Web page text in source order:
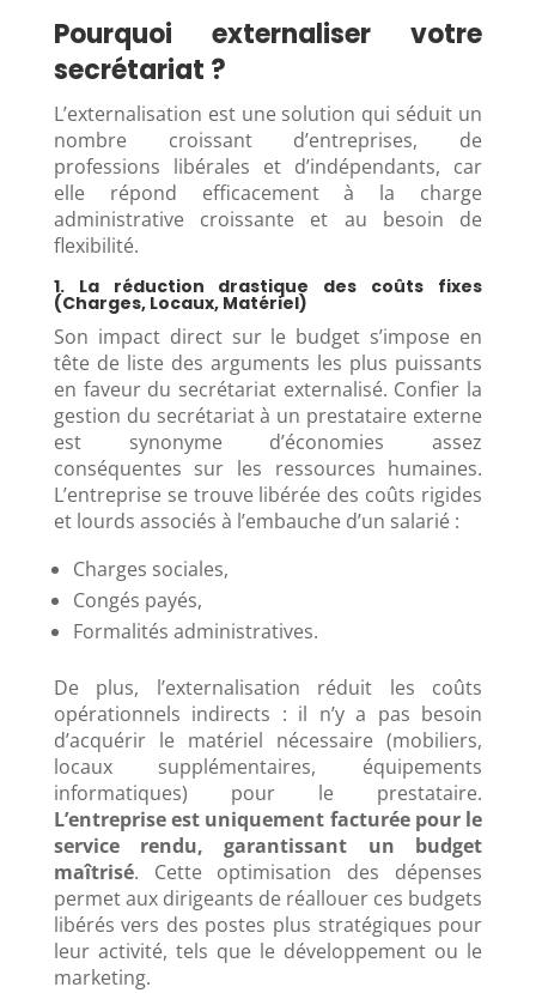
Pourquoi externaliser votre
secrétariat ?
L’externalisation est une solution qui séduit un
nombre croissant d’entreprises, de
professions libérales et d’indépendants, car
elle répond efficacement à la charge
administrative croissante et au besoin de
flexibilité.
1. La réduction drastique des coûts fixes
(Charges, Locaux, Matériel)
Son impact direct sur le budget s’impose en
tête de liste des arguments les plus puissants
en faveur du secrétariat externalisé. Confier la
gestion du secrétariat à un prestataire externe
est synonyme d’économies assez
conséquentes sur les ressources humaines.
L’entreprise se trouve libérée des coûts rigides
et lourds associés à l’embauche d’un salarié :
Charges sociales,
Congés payés,
Formalités administratives.
De plus, l’externalisation réduit les coûts
opérationnels indirects : il n’y a pas besoin
d’acquérir le matériel nécessaire (mobiliers,
locaux supplémentaires, équipements
informatiques) pour le prestataire.
L’entreprise est uniquement facturée pour le
service rendu, garantissant un budget
maîtrisé. Cette optimisation des dépenses
permet aux dirigeants de réallouer ces budgets
libérés vers des postes plus stratégiques pour
leur activité, tels que le développement ou le
marketing.